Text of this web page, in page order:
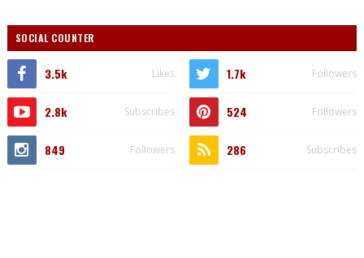
SOCIAL COUNTER
3.5k Likes 1.7k Followers
2.8k Subscribes 524 Followers
849 Followers 286 Subscribes